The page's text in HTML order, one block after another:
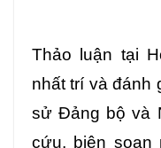
Thảo luận tại
nhất trí và đánh
sử Đảng bộ và
cứu, biên soạn